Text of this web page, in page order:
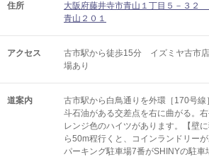
住所
大阪府藤井寺市青山１丁目５－３２
青山２０１
アクセス
古市駅から徒歩15分 イズミヤ古市
場あり
道案内
古市駅から白鳥通りを外環［170号
斗石油がある交差点を右に曲がる。
レンジ色のハイツがあります。【壁
ら50m程行くと、コインランドリー
パーキング駐車場7番がSHINYの駐車